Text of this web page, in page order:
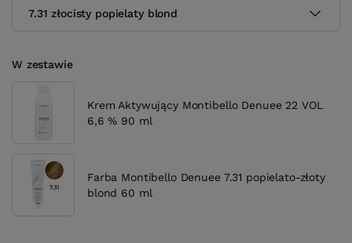
W zestawie
Krem Aktywujący Montibello Denuee 22 VOL
6,6 % 90 ml
Farba Montibello Denuee 7.31 popielato-złoty
blond 60 ml
7.31 złocisty popielaty blond